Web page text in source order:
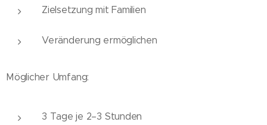
Zielsetzung mit Familien
Veränderung ermöglichen
Möglicher Umfang:
3 Tage je 2–3 Stunden